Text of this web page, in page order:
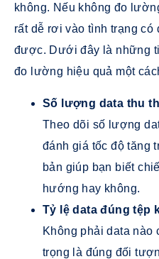
không. Nếu không đo
rất dễ rơi vào tình trạng có
được. Dưới đây là những
đo lường hiệu quả một
Số lượng data thu
Theo dõi số lượng
đánh giá tốc độ tăng
bản giúp bạn biết
hướng hay không.
Tỷ lệ data đúng tệp
Không phải data nào
trọng là đúng đối